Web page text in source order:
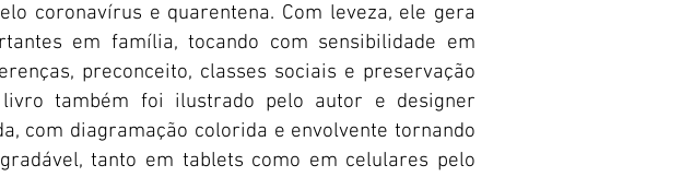
coronavírus e quarentena. Com leveza, ele gera
em família, tocando com sensibilidade em
preconceito, classes sociais e preservação
também foi ilustrado pelo autor e designer
com diagramação colorida e envolvente tornando
tanto em tablets como em celulares pelo